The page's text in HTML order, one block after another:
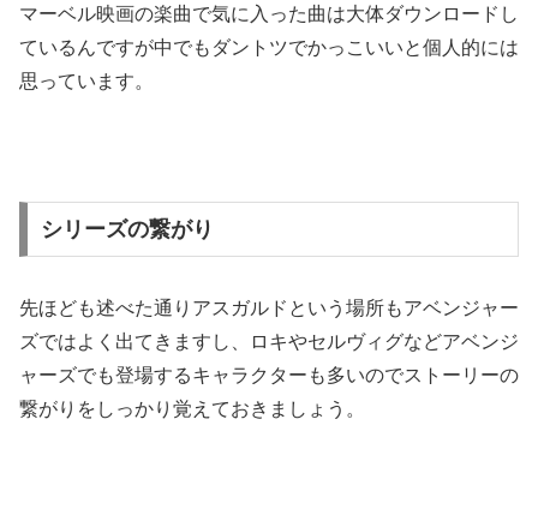
マーベル映画の楽曲で気に入った曲は大体ダウンロードし
ているんですが中でもダントツでかっこいいと個人的には
思っています。
シリーズの繋がり
先ほども述べた通りアスガルドという場所もアベンジャー
ズではよく出てきますし、ロキやセルヴィグなどアベンジ
ャーズでも登場するキャラクターも多いのでストーリーの
繋がりをしっかり覚えておきましょう。